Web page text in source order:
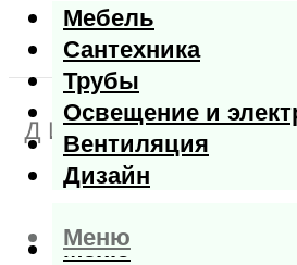
Мебель
Сантехника
Трубы
Освещение и
Вентиляция
Дизайн
Меню
Меню